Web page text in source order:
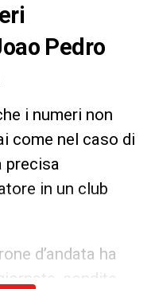
Pedro
i numeri non
come nel caso di
precisa
in un club
d’andata ha
condite